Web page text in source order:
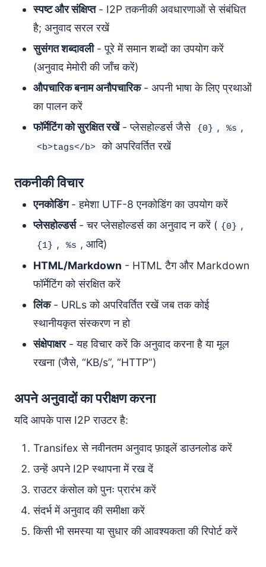
स्पष्ट और संक्षिप्त- I2P तकनीकी अवधारणाओं से संबंधित
है; अनुवाद सरल रखें
सुसंगत शब्दावली- पूरे में समान शब्दों का उपयोग करें
(अनुवाद मेमोरी की जाँच करें)
औपचारिक बनाम अनौपचारिक- अपनी भाषा के लिए प्रथाओं
का पालन करें
फॉर्मेटिंग को सुरक्षित रखें- प्लेसहोल्डर्स जैसे {0} , %s ,
<b>tags</b> को अपरिवर्तित रखें
तकनीकी विचार
एनकोडिंग- हमेशा UTF-8 एनकोडिंग का उपयोग करें
प्लेसहोल्डर्स- चर प्लेसहोल्डर्स का अनुवाद न करें ( {0} ,
{1} , %s , आदि)
HTML/Markdown - HTML टैग और Markdown
फॉर्मेटिंग को संरक्षित करें
लिंक- URLs को अपरिवर्तित रखें जब तक कोई
स्थानीयकृत संस्करण न हो
संक्षेपाक्षर- यह विचार करें कि अनुवाद करना है या मूल
रखना (जैसे, “KB/s”, “HTTP”)
अपने अनुवादों का परीक्षण करना
यदि आपके पास I2P राउटर है:
Transifex से नवीनतम अनुवाद फ़ाइलें डाउनलोड करें
उन्हें अपने I2P स्थापना में रख दें
राउटर कंसोल को पुनः प्रारंभ करें
संदर्भ में अनुवाद की समीक्षा करें
किसी भी समस्या या सुधार की आवश्यकता की रिपोर्ट करें